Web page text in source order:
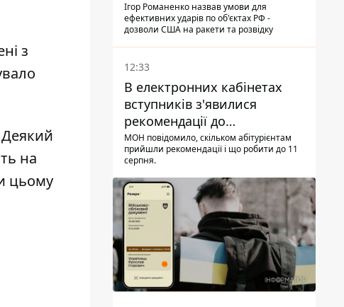
з
на
цьому
Ігор Романенко назвав умови для
ефективних ударів по об'єктах РФ -
дозволи США на ракети та розвідку
12:33
В електронних кабінетах
вступників з'явилися
рекомендації до
зарахування на бакалаврат і
в магістратуру - що треба
МОН повідомило, скільком абітурієнтам
прийшли рекомендації і що робити до 11
серпня.